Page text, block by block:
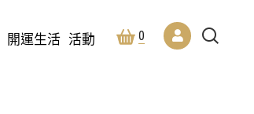
開運生活 活動 0